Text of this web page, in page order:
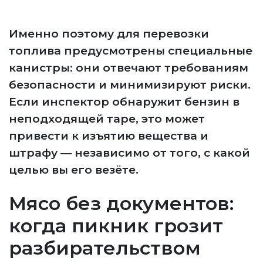
Именно поэтому для перевозки
топлива предусмотрены специальные
канистры: они отвечают требованиям
безопасности и минимизируют риски.
Если инспектор обнаружит бензин в
неподходящей таре, это может
привести к изъятию вещества и
штрафу — независимо от того, с какой
целью вы его везёте.
Мясо без документов:
когда пикник грозит
разбирательством